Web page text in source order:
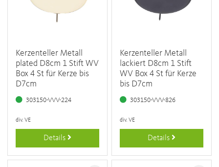
Kerzenteller Metall
plated D8cm 1 Stift WV
Box 4 St für Kerze bis
D7cm
303150-VVV-224
div. VE
Details
Kerzenteller Metall
lackiert D8cm 1 Stift
WV Box 4 St für Kerze
bis D7cm
303150-VVV-826
div. VE
Details